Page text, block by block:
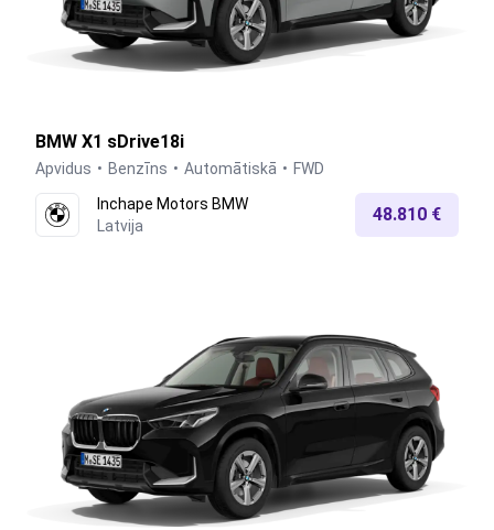
BMW X1 sDrive18i
Apvidus Benzīns Automātiskā
FWD
Inchape Motors BMW
Latvija
48.810 €